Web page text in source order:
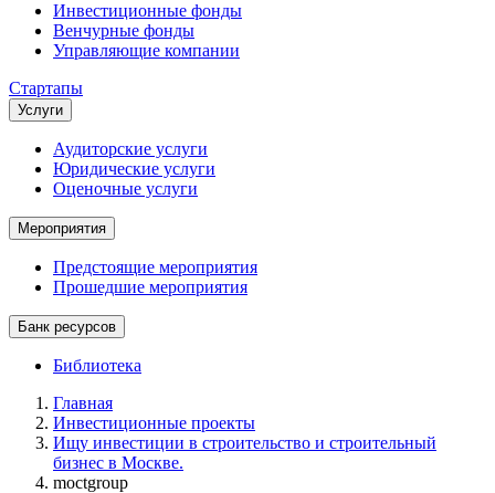
Инвестиционные фонды
Венчурные фонды
Управляющие компании
Стартапы
Услуги
Аудиторские услуги
Юридические услуги
Оценочные услуги
Мероприятия
Предстоящие мероприятия
Прошедшие мероприятия
Банк ресурсов
Библиотека
Главная
Инвестиционные проекты
Ищу инвестиции в строительство и строительный
бизнес в Москве.
moctgroup